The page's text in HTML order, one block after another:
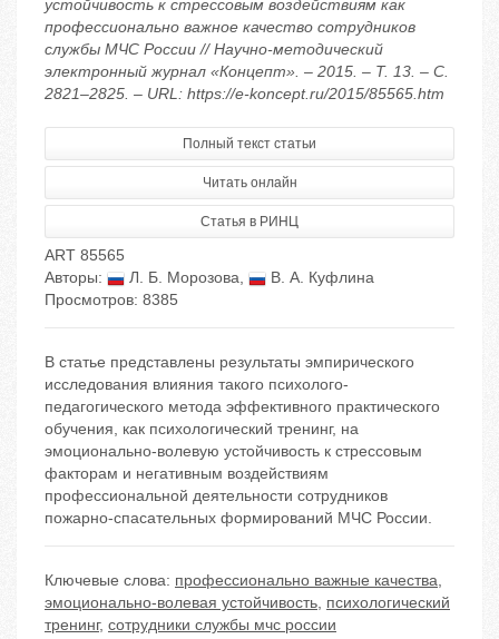
устойчивость к стрессовым воздействиям как
профессионально важное качество сотрудников
службы МЧС России // Научно-методический
электронный журнал «Концепт». – 2015. – Т. 13. – С.
2821–2825. – URL: https://e-koncept.ru/2015/85565.htm
Полный текст статьи
Читать онлайн
Статья в РИНЦ
ART 85565
Авторы:
Л. Б. Морозова,
В. А. Куфлина
Просмотров: 8385
В статье представлены результаты эмпирического
исследования влияния такого психолого-
педагогического метода эффективного практического
обучения, как психологический тренинг, на
эмоционально-волевую устойчивость к стрессовым
факторам и негативным воздействиям
профессиональной деятельности сотрудников
пожарно-спасательных формирований МЧС России.
Ключевые слова: профессионально важные качества,
эмоционально-волевая устойчивость, психологический
тренинг, сотрудники службы мчс россии